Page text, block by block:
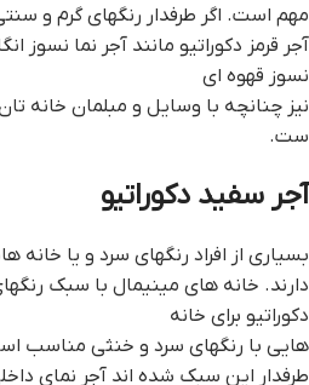
مهم است. اگر طرفدار رنگهای گرم و
آجر قرمز دکوراتیو مانند آجر نما نسوز
نسوز قهوه ای
نیز چنانچه با وسایل و مبلمان خانه
ست.
آجر سفید دکوراتیو
بسیاری از افراد رنگهای سرد و یا
دارند. خانه های مینیمال با سبک
دکوراتیو برای خانه
هایی با رنگهای سرد و خنثی مناسب
طرفدار این سبک شده اند آجر نمای